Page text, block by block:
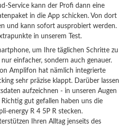
Service kann der Profi dann eine
in die App schicken. Von dort
und kann sofort ausprobiert werden.
in unserem Test.
um Ihre täglichen Schritte zu
einfacher, sondern auch genauer.
Amplifon hat nämlich integrierte
sehr präzise klappt. Darüber lassen
aufzeichnen - in unseren Augen
gut gefallen haben uns die
energy R 4 5P R stecken.
Ihren Alltag jenseits des